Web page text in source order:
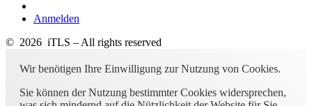
Anmelden
© 2026 iTLS – All rights reserved
Wir benötigen Ihre Einwilligung zur Nutzung von Cookies.
Sie können der Nutzung bestimmter Cookies widersprechen,